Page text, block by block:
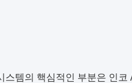
스템의 핵심적인 부분은 인